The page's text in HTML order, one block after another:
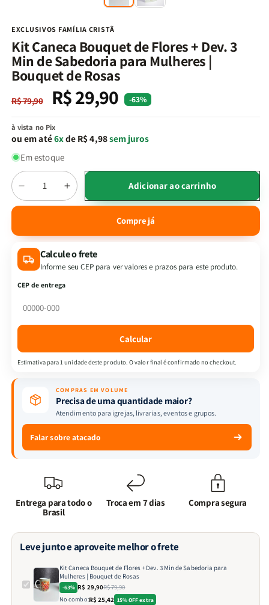
EXCLUSIVOS FAMÍLIA CRISTÃ
Kit Caneca Bouquet de Flores + Dev. 3
Min de Sabedoria para Mulheres |
Bouquet de Rosas
Preço
normal
R$ 79,90
Preço
promocional
R$ 29,90 -63%
à vista no Pix
ou em até6xde R$ 4,98sem juros
Em estoque
Quantidade
Diminuir
a
Kit
Caneca
Bouquet
+
de
Sabedoria
Mulheres
Bouquet
de
Rosas
Aumentar
a
quantidade
Kit
Caneca
Bouquet
de
Sabedoria
Mulheres
|
Bouquet
Rosas
Adicionar ao carrinho
Compre já
Calcule o frete
Informe seu CEP para ver valores e prazos para este produto.
CEP de entrega
Calcular
Estimativa para 1 unidade deste produto. O valor final é confirmado no checkout.
COMPRAS EM VOLUME
Precisa de uma quantidade maior?
Atendimento para igrejas, livrarias, eventos e grupos.
Falar sobre atacado
Entrega para todo o
Brasil
Troca em 7 dias Compra segura
Leve junto e aproveite melhor o frete
Kit Caneca Bouquet de Flores + Dev. 3 Min de Sabedoria para
Mulheres | Bouquet de Rosas
-63% R$ 29,90R$ 79,90
No combo:R$ 25,42 15% OFF extra